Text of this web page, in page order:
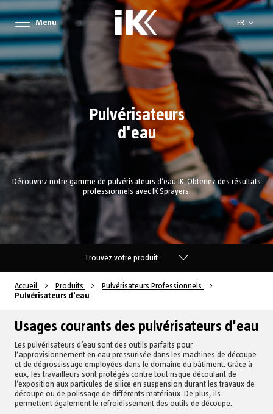
Menu Langue
FR
Pulvérisateurs
d'eau
Découvrez notre gamme de pulvérisateurs d’eau IK. Obtenez des résultats
professionnels avec IK Sprayers.
Accueil Produits
Pulvérisateurs Professionnels
Pulvérisateurs d'eau
Usages courants des pulvérisateurs d'eau
Les pulvérisateurs d’eau sont des outils parfaits pour
l’approvisionnement en eau pressurisée dans les machines de découpe
et de dégrossissage employées dans le domaine du bâtiment. Grâce à
eux, les travailleurs sont protégés contre tout risque découlant de
l’exposition aux particules de silice en suspension durant les travaux de
découpe ou de polissage de différents matériaux. De plus, ils
permettent également le refroidissement des outils de découpe.
Trouvez votre produit